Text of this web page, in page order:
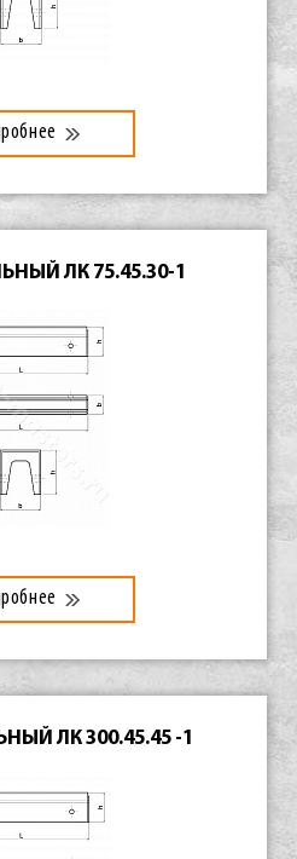
ЛК 75.45.30-1
ЛК 300.45.45 -1